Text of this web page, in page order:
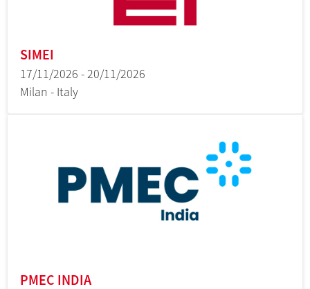
SIMEI
17/11/2026 - 20/11/2026
Milan - Italy
PMEC INDIA